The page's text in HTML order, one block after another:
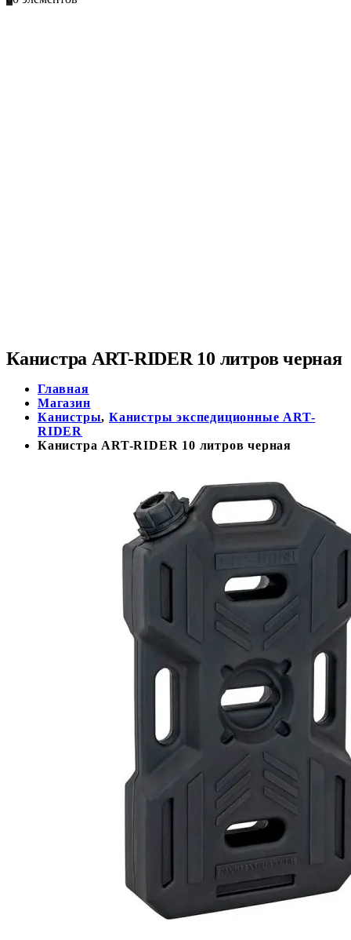
Канистра ART-RIDER 10 литров черная
Главная
Магазин
Канистры,Канистры экспедиционные ART-
RIDER
Канистра ART-RIDER 10 литров черная